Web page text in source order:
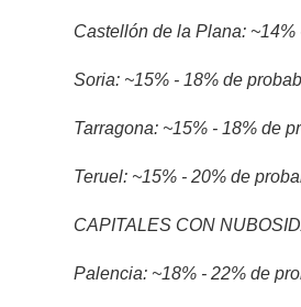
Castellón de la Plana:
Soria: ~15% - 18% de
Tarragona: ~15% - 18% de
Teruel: ~15% - 20% de
CAPITALES CON
Palencia: ~18% - 22% de